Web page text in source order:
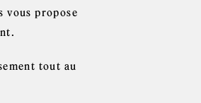
vous propose
tout au